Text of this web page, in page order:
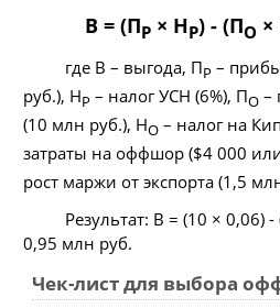
В = (ПР× НР) - (ПО ×
где В – выгода, ПР –
руб.), НР – налог УСН (6%), ПО –
(10 млн руб.), НО – налог на
затраты на оффшор ($4 000
рост маржи от экспорта (1,5
Результат: В = (10 × 0,06)
0,95 млн руб.
Чек-лист для выбора